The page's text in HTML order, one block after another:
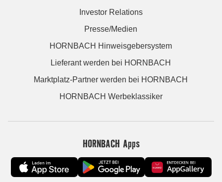
Investor Relations
Presse/Medien
HORNBACH Hinweisgebersystem
Lieferant werden bei HORNBACH
Marktplatz-Partner werden bei HORNBACH
HORNBACH Werbeklassiker
HORNBACH Apps